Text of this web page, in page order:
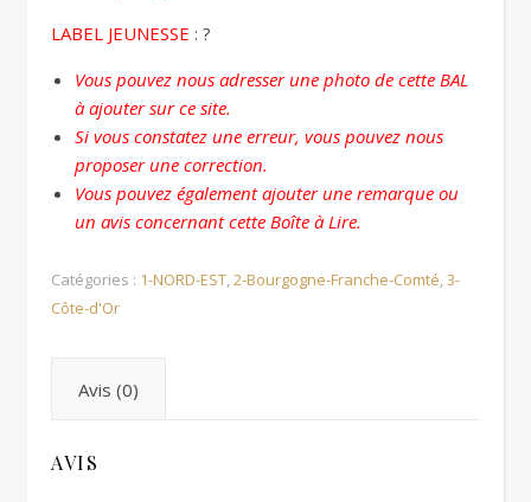
LABEL JEUNESSE : ?
Vous pouvez nous adresser une photo de cette BAL
à ajouter sur ce site.
Si vous constatez une erreur, vous pouvez nous
proposer une correction.
Vous pouvez également ajouter une remarque ou
un avis concernant cette Boîte à Lire.
Catégories : 1-NORD-EST,2-Bourgogne-Franche-Comté,3-
Côte-d'Or
Avis (0)
AVIS